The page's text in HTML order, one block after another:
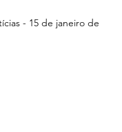
- 15 de janeiro de